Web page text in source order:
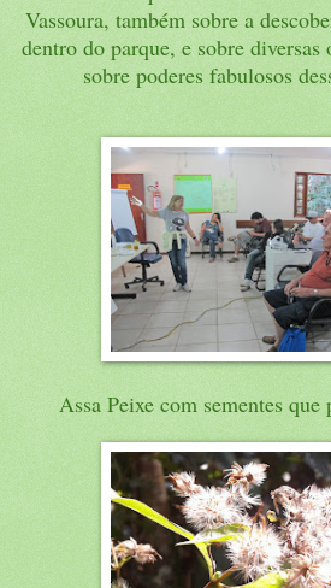
Vassoura, também sobre a
dentro do parque, e sobre diversas
sobre poderes fabulosos
Assa Peixe com sementes